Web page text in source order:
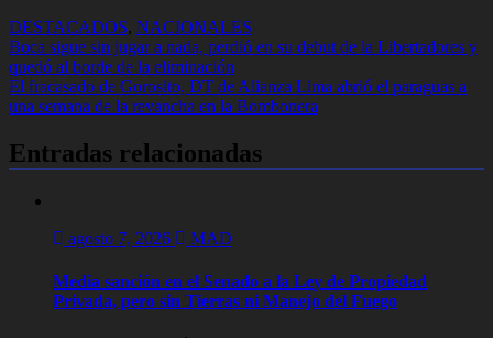
DESTACADOS, NACIONALES
Navegación
de
entradas
Boca sigue sin jugar a nada, perdió en su debut de la Libertadores y
quedó al borde de la eliminación
El fracasado de Gorosito, DT de Alianza Lima abrió el paraguas a
una semana de la revancha en la Bombonera
Entradas relacionadas
agosto 7, 2026 MAD
Media sanción en el Senado a la Ley de Propiedad
Privada, pero sin Tierras ni Manejo del Fuego